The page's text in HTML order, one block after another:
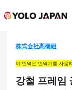
株式会社高橋組
이 번역은 번역기를 사용
강철 프레임